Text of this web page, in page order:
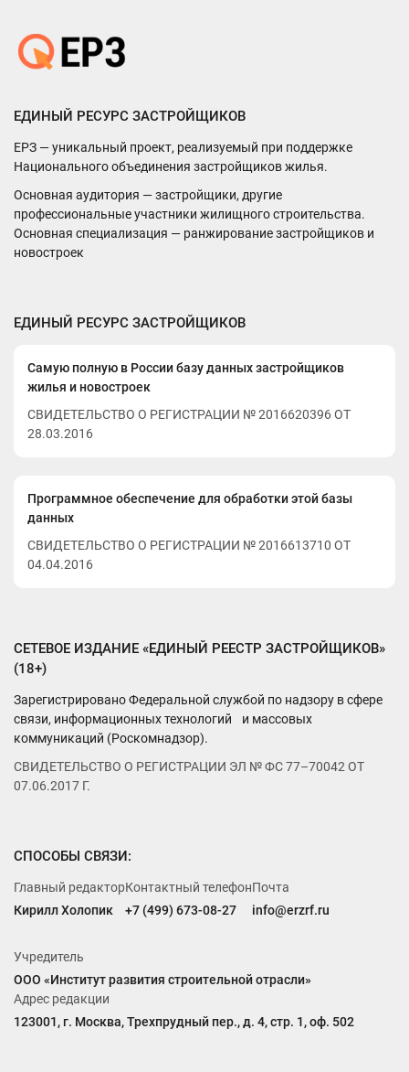
ЕДИНЫЙ РЕСУРС ЗАСТРОЙЩИКОВ
ЕРЗ — уникальный проект, реализуемый при поддержке
Национального объединения застройщиков жилья.
Основная аудитория — застройщики, другие
профессиональные участники жилищного строительства.
Основная специализация — ранжирование застройщиков и
новостроек
ЕДИНЫЙ РЕСУРС ЗАСТРОЙЩИКОВ
Самую полную в России базу данных застройщиков
жилья и новостроек
СВИДЕТЕЛЬСТВО О РЕГИСТРАЦИИ № 2016620396 ОТ
28.03.2016
Программное обеспечение для обработки этой базы
данных
СВИДЕТЕЛЬСТВО О РЕГИСТРАЦИИ № 2016613710 ОТ
04.04.2016
СЕТЕВОЕ ИЗДАНИЕ «ЕДИНЫЙ РЕЕСТР ЗАСТРОЙЩИКОВ»
(18+)
Зарегистрировано Федеральной службой по надзору в сфере
связи, информационных технологий и массовых
коммуникаций (Роскомнадзор).
СВИДЕТЕЛЬСТВО О РЕГИСТРАЦИИ ЭЛ № ФС 77–70042 ОТ
07.06.2017 Г.
СПОСОБЫ СВЯЗИ:
Учредитель
ООО «Институт развития строительной отрасли»
Адрес редакции
123001, г. Москва, Трехпрудный пер., д. 4, стр. 1, оф. 502
Главный редактор
Кирилл Холопик
Контактный телефон
+7 (499) 673-08-27
Почта
info@erzrf.ru